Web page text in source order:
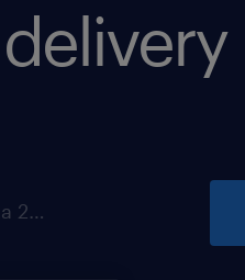
ważna do 31 października 2026